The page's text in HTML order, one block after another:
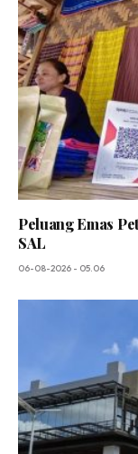
Peluang Emas
SAL
06-08-2026 - 05.06